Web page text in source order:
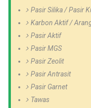
Pasir Silika / Pasir
Karbon Aktif /
Pasir Aktif
Pasir MGS
Pasir Zeolit
Pasir Antrasit
Pasir Garnet
Tawas